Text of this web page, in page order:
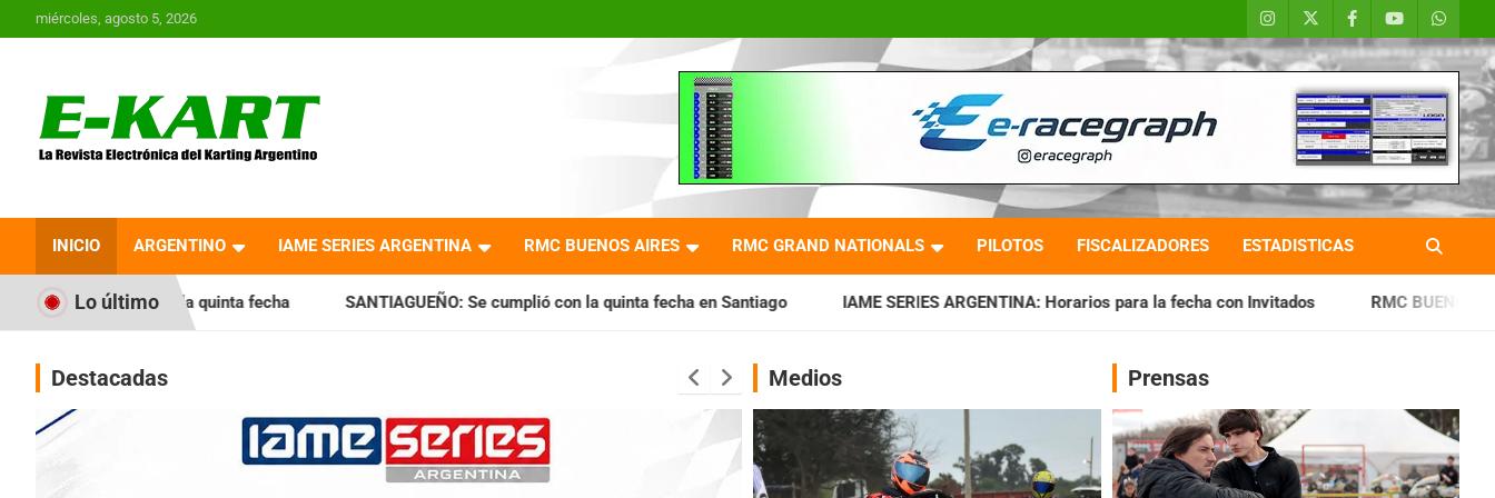
al
miércoles, agosto 5, 2026
Revista Electrónica del
Karting en Argentina
INICIO ARGENTINO IAME SERIES ARGENTINA RMC BUENOS AIRES RMC GRAND NATIONALS PILOTOS FISCALIZADORES ESTADISTICAS
Lo último
la quinta fecha SANTIAGUEÑO: Se cumplió con la quinta fecha en Santiago IAME SERIES ARGENTINA: Horarios para la fecha con Invitados RMC BUENOS AIRES: Cerró una
Destacadas Medios Prensas